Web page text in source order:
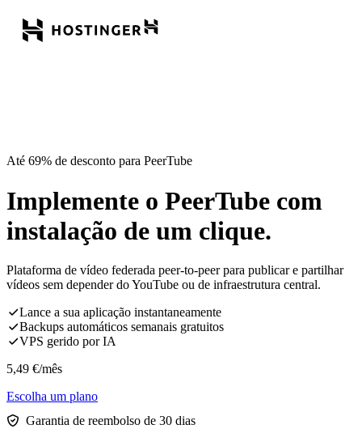
Até 69% de desconto para PeerTube
Implemente o PeerTube com
instalação de um clique.
Plataforma de vídeo federada peer-to-peer para publicar e partilhar
vídeos sem depender do YouTube ou de infraestrutura central.
Lance a sua aplicação instantaneamente
Backups automáticos semanais gratuitos
VPS gerido por IA
5,49 €/mês
Escolha um plano
Garantia de reembolso de 30 dias